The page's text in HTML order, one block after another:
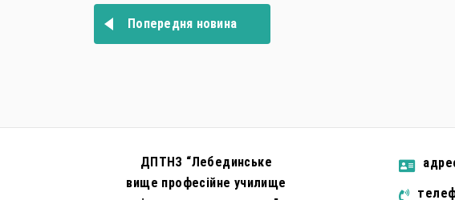
записівПопередня новина
ДПТНЗ “Лебединське
вище професійне училище